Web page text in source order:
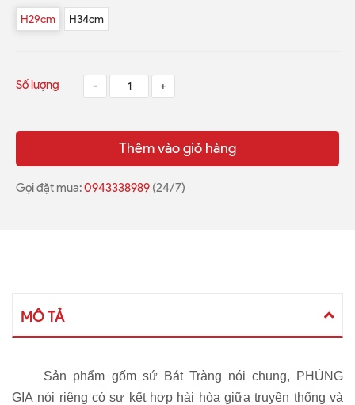
H29cm H34cm
Số lượng - +
Thêm vào giỏ hàng
Gọi đặt mua:0943338989 (24/7)
MÔ TẢ
Sản phẩm gốm sứ Bát Tràng nói chung, PHÙNG
GIA nói riêng có sự kết hợp hài hòa giữa truyền thống và